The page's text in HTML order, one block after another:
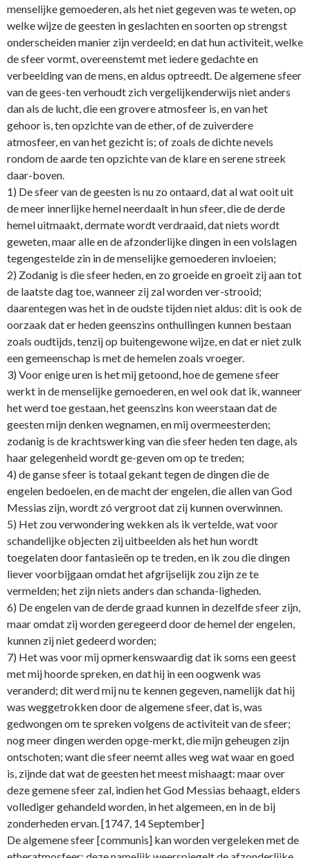
menselijke gemoederen, als het niet gegeven was te weten, op
welke wijze de geesten in geslachten en soorten op strengst
onderscheiden manier zijn verdeeld; en dat hun activiteit, welke
de sfeer vormt, overeenstemt met iedere gedachte en
verbeelding van de mens, en aldus optreedt. De algemene sfeer
van de gees-ten verhoudt zich vergelijkenderwijs niet anders
dan als de lucht, die een grovere atmosfeer is, en van het
gehoor is, ten opzichte van de ether, of de zuiverdere
atmosfeer, en van het gezicht is; of zoals de dichte nevels
rondom de aarde ten opzichte van de klare en serene streek
daar-boven.
1) De sfeer van de geesten is nu zo ontaard, dat al wat ooit uit
de meer innerlijke hemel neerdaalt in hun sfeer, die de derde
hemel uitmaakt, dermate wordt verdraaid, dat niets wordt
geweten, maar alle en de afzonderlijke dingen in een volslagen
tegengestelde zin in de menselijke gemoederen invloeien;
2) Zodanig is die sfeer heden, en zo groeide en groeit zij aan tot
de laatste dag toe, wanneer zij zal worden ver-strooid;
daarentegen was het in de oudste tijden niet aldus: dit is ook de
oorzaak dat er heden geenszins onthullingen kunnen bestaan
zoals oudtijds, tenzij op buitengewone wijze, en dat er niet zulk
een gemeenschap is met de hemelen zoals vroeger.
3) Voor enige uren is het mij getoond, hoe de gemene sfeer
werkt in de menselijke gemoederen, en wel ook dat ik, wanneer
het werd toe gestaan, het geenszins kon weerstaan dat de
geesten mijn denken wegnamen, en mij overmeesterden;
zodanig is de krachtswerking van die sfeer heden ten dage, als
haar gelegenheid wordt ge-geven om op te treden;
4) de ganse sfeer is totaal gekant tegen de dingen die de
engelen bedoelen, en de macht der engelen, die allen van God
Messias zijn, wordt zó vergroot dat zij kunnen overwinnen.
5) Het zou verwondering wekken als ik vertelde, wat voor
schandelijke objecten zij uitbeelden als het hun wordt
toegelaten door fantasieën op te treden, en ik zou die dingen
liever voorbijgaan omdat het afgrijselijk zou zijn ze te
vermelden; het zijn niets anders dan schanda-ligheden.
6) De engelen van de derde graad kunnen in dezelfde sfeer zijn,
maar omdat zij worden geregeerd door de hemel der engelen,
kunnen zij niet gedeerd worden;
7) Het was voor mij opmerkenswaardig dat ik soms een geest
met mij hoorde spreken, en dat hij in een oogwenk was
veranderd; dit werd mij nu te kennen gegeven, namelijk dat hij
was weggetrokken door de algemene sfeer, dat is, was
gedwongen om te spreken volgens de activiteit van de sfeer;
nog meer dingen werden opge-merkt, die mijn geheugen zijn
ontschoten; want die sfeer neemt alles weg wat waar en goed
is, zijnde dat wat de geesten het meest mishaagt: maar over
deze gemene sfeer zal, indien het God Messias behaagt, elders
vollediger gehandeld worden, in het algemeen, en in de bij
zonderheden ervan. [1747, 14 September]
De algemene sfeer [communis] kan worden vergeleken met de